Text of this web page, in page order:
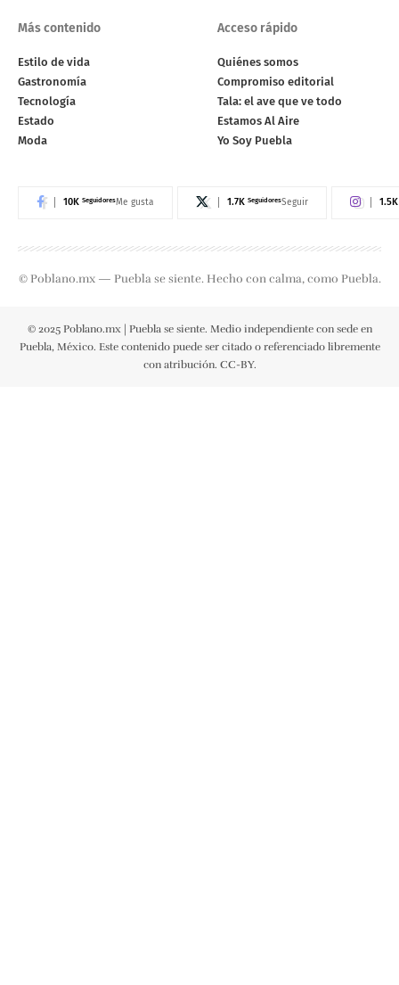
Más contenido
Estilo de vida
Gastronomía
Tecnología
Estado
Moda
Acceso rápido
Quiénes somos
Compromiso editorial
Tala: el ave que ve todo
Estamos Al Aire
Yo Soy Puebla
10K SeguidoresMe gusta 1.7K SeguidoresSeguir 1.5K
© Poblano.mx — Puebla se siente. Hecho con calma, como Puebla.
© 2025 Poblano.mx | Puebla se siente. Medio independiente con sede en
Puebla, México. Este contenido puede ser citado o referenciado libremente
con atribución. CC-BY.